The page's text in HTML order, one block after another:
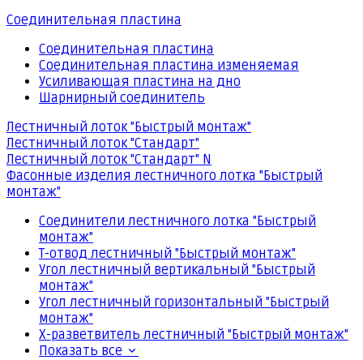
Соединительная пластина
Соединительная пластина
Соединительная пластина изменяемая
Усиливающая пластина на дно
Шарнирный соединитель
Лестничный лоток "Быстрый монтаж"
Лестничный лоток "Стандарт"
Лестничный лоток "Стандарт" N
Фасонные изделия лестничного лотка "Быстрый
монтаж"
Соединители лестничного лотка "Быстрый
монтаж"
Т-отвод лестничный "Быстрый монтаж"
Угол лестничный вертикальный "Быстрый
монтаж"
Угол лестничный горизонтальный "Быстрый
монтаж"
Х-разветвитель лестничный "Быстрый монтаж"
Показать все